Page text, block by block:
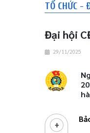
TỔ CHỨC -
Đại hội
29/11/2025